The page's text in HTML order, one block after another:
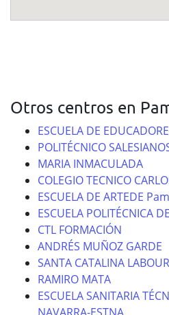
Otros centros en
ESCUELA DE
POLITÉCNICO
MARIA INMACULADA
COLEGIO TECNICO
ESCUELA DE ARTEDE
ESCUELA POLITÉCNICA
CTL FORMACIÓN
ANDRÉS MUÑOZ GARDE
SANTA CATALINA
RAMIRO MATA
ESCUELA SANITARIA